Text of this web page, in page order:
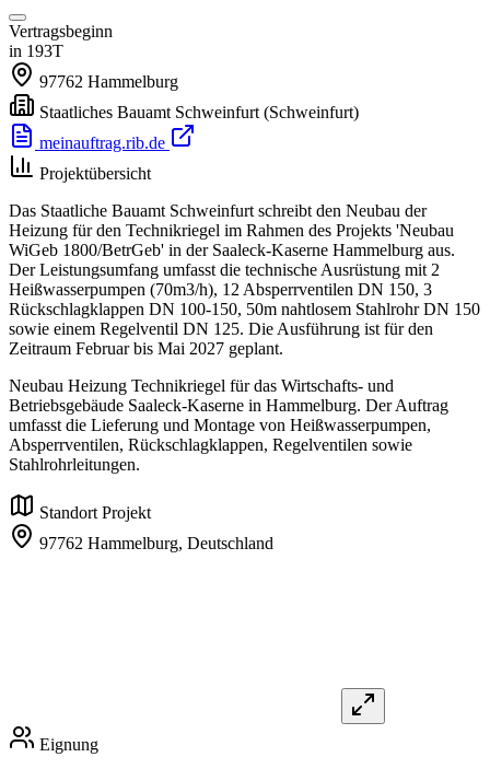
Vertragsbeginn
in 193T
97762 Hammelburg
Staatliches Bauamt Schweinfurt (Schweinfurt)
meinauftrag.rib.de
Projektübersicht
Das Staatliche Bauamt Schweinfurt schreibt den Neubau der
Heizung für den Technikriegel im Rahmen des Projekts 'Neubau
WiGeb 1800/BetrGeb' in der Saaleck-Kaserne Hammelburg aus.
Der Leistungsumfang umfasst die technische Ausrüstung mit 2
Heißwasserpumpen (70m3/h), 12 Absperrventilen DN 150, 3
Rückschlagklappen DN 100-150, 50m nahtlosem Stahlrohr DN 150
sowie einem Regelventil DN 125. Die Ausführung ist für den
Zeitraum Februar bis Mai 2027 geplant.
Neubau Heizung Technikriegel für das Wirtschafts- und
Betriebsgebäude Saaleck-Kaserne in Hammelburg. Der Auftrag
umfasst die Lieferung und Montage von Heißwasserpumpen,
Absperrventilen, Rückschlagklappen, Regelventilen sowie
Stahlrohrleitungen.
Standort Projekt
97762 Hammelburg, Deutschland
Eignung